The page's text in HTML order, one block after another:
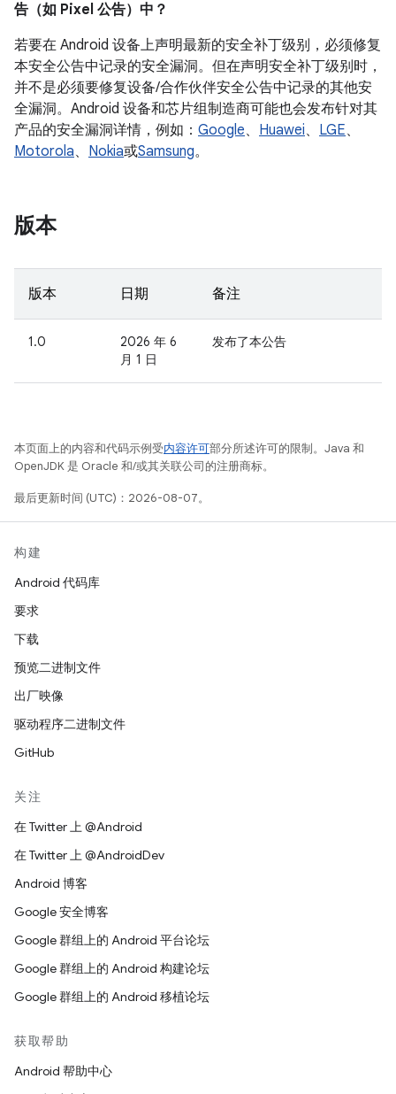
告（如 Pixel 公告）中？
若要在 Android 设备上声明最新的安全补丁级别，必须修复
本安全公告中记录的安全漏洞。但在声明安全补丁级别时，
并不是必须要修复设备/合作伙伴安全公告中记录的其他安
全漏洞。Android 设备和芯片组制造商可能也会发布针对其
产品的安全漏洞详情，例如： Google、 Huawei、 LGE、
Motorola、 Nokia或Samsung。
版本
版本 日期 备注
1.0
2026 年 6
月 1 日
发布了本公告
本页面上的内容和代码示例受内容许可部分所述许可的限制。Java 和
OpenJDK 是 Oracle 和/或其关联公司的注册商标。
最后更新时间 (UTC)：2026-08-07。
构建
Android 代码库
要求
下载
预览二进制文件
出厂映像
驱动程序二进制文件
GitHub
关注
在 Twitter 上 @Android
在 Twitter 上 @AndroidDev
Android 博客
Google 安全博客
Google 群组上的 Android 平台论坛
Google 群组上的 Android 构建论坛
Google 群组上的 Android 移植论坛
获取帮助
Android 帮助中心